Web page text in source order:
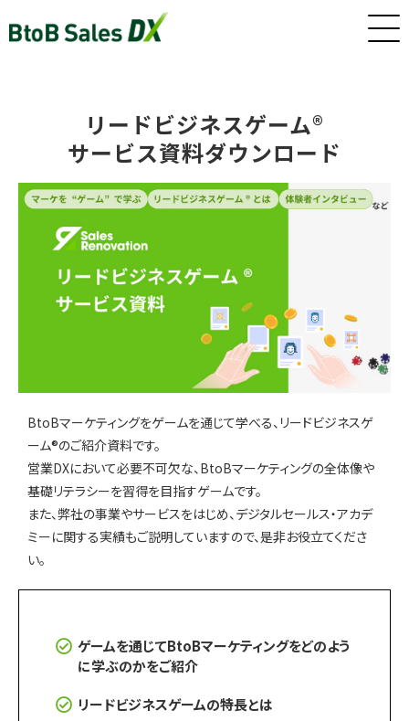
インサイドセールス/カスタマーサクセス早期戦力化人材（派
新卒・若手向けインサイドセールス研修・トレーニング
インサイドセールス 改善伴走プログラム
インサイドセールスBPO（業務委託/アウトソーシング）
インサイドセールスセルフマネジメント支援ツール（KPI・進
ナーチャリングコンテンツ内製化支援（資料・動画）
リードビジネスゲーム®
サービス資料ダウンロード
BtoBマーケティングをゲームを通じて学べる、リードビジネスゲ
ーム®のご紹介資料です。
営業DXにおいて必要不可欠な、BtoBマーケティングの全体像や
基礎リテラシーを習得を目指すゲームです。
また、弊社の事業やサービスをはじめ、デジタルセールス・アカデ
ミーに関する実績もご説明していますので、是非お役立てくださ
い。
ゲームを通じてBtoBマーケティングをどのよう
に学ぶのかをご紹介
リードビジネスゲームの特長とは